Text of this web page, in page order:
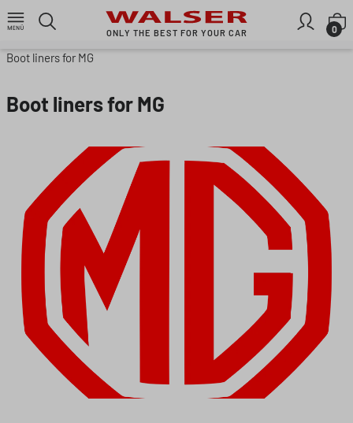
Skip to main content
ONLY THE BEST FOR YOUR CAR 0
Boot liners for MG
Boot liners for MG